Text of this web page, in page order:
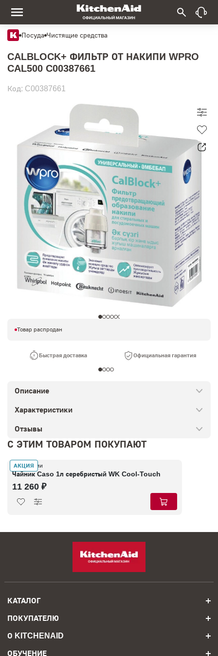
Посуда Чистящие средства
CALBLOCK+ ФИЛЬТР ОТ НАКИПИ WPRO
CAL500 C00387661
Код: C00387661
Товар распродан
Быстрая доставка Официальная гарантия
Описание
Характеристики
Отзывы
С ЭТИМ ТОВАРОМ ПОКУПАЮТ
АКЦИЯ
В наличии
Чайник Caso 1л серебристый WK Cool-Touch
11 260 ₽
КАТАЛОГ
ПОКУПАТЕЛЮ
О KITCHENAID
ОБУЧЕНИЕ